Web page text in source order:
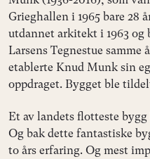
Grieghallen i 1965 bare 28
utdannet arkitekt i 1963 og
Larsens Tegnestue samme
etablerte Knud Munk sin
oppdraget. Bygget ble
Et av landets flotteste
Og bak dette fantastiske
to års erfaring. Og mest